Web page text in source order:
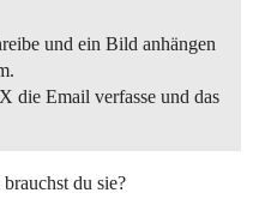
und ein Bild anhängen
die Email verfasse und das
du sie?